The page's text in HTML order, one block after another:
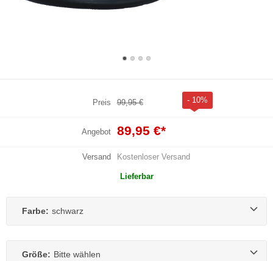
Preis 99,95 € - 10%
Angebot 89,95 €*
Versand Kostenloser Versand
Lieferbar
Farbe: schwarz
Größe: Bitte wählen